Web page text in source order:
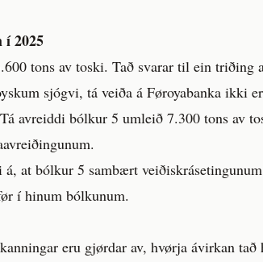
í 2025
tons av toski. Tað svarar til ein triðing
sjógvi, tá veiða á Føroyabanka ikki
avreiddi bólkur 5 umleið 7.300 tons av
at bólkur 5 sambært
í hinum bólkunum.
eru gjørdar av, hvørja ávirkan tað